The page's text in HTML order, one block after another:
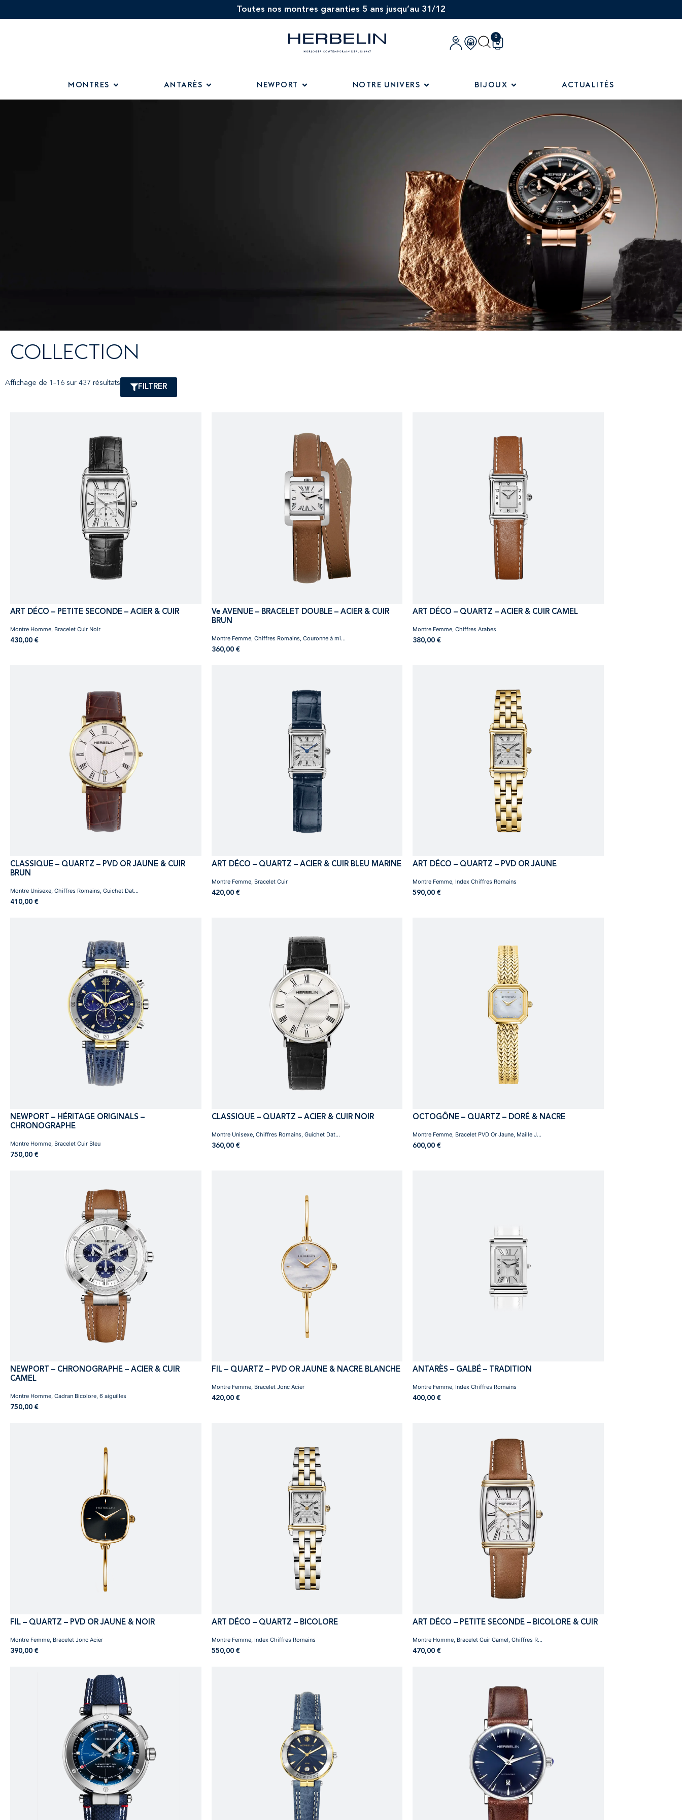
Toutes nos montres garanties 5 ans jusqu’au 31/12
0
MONTRES ANTARÈS NEWPORT NOTRE UNIVERS BIJOUX ACTUALITÉS
COLLECTION
Affichage de 1–16 sur 437 résultats
FILTRER
ART DÉCO – PETITE SECONDE – ACIER & CUIR
430,00 €
Montre Homme, Bracelet Cuir Noir
Ve AVENUE – BRACELET DOUBLE – ACIER & CUIR
BRUN
360,00 €
Montre Femme, Chiffres Romains, Couronne à mi...
ART DÉCO – QUARTZ – ACIER & CUIR CAMEL
380,00€
Montre Femme, Chiffres Arabes
CLASSIQUE – QUARTZ – PVD OR JAUNE & CUIR
BRUN
410,00 €
Montre Unisexe, Chiffres Romains, Guichet Dat...
ART DÉCO – QUARTZ – ACIER & CUIR BLEU MARINE
420,00 €
Montre Femme, Bracelet Cuir
ART DÉCO – QUARTZ – PVD OR JAUNE
590,00€
Montre Femme, Index Chiffres Romains
NEWPORT – HÉRITAGE ORIGINALS –
CHRONOGRAPHE
750,00 €
Montre Homme, Bracelet Cuir Bleu
CLASSIQUE – QUARTZ – ACIER & CUIR NOIR
360,00 €
Montre Unisexe, Chiffres Romains, Guichet Dat...
OCTOGÔNE – QUARTZ – DORÉ & NACRE
600,00€
Montre Femme, Bracelet PVD Or Jaune, Maille J...
NEWPORT – CHRONOGRAPHE – ACIER & CUIR
CAMEL
750,00 €
Montre Homme, Cadran Bicolore, 6 aiguilles
FIL – QUARTZ – PVD OR JAUNE & NACRE BLANCHE
420,00 €
Montre Femme, Bracelet Jonc Acier
ANTARÈS – GALBÉ – TRADITION
400,00€
Montre Femme, Index Chiffres Romains
FIL – QUARTZ – PVD OR JAUNE & NOIR
390,00 €
Montre Femme, Bracelet Jonc Acier
ART DÉCO – QUARTZ – BICOLORE
550,00 €
Montre Femme, Index Chiffres Romains
ART DÉCO – PETITE SECONDE – BICOLORE & CUIR
470,00€
Montre Homme, Bracelet Cuir Camel, Chiffres R...